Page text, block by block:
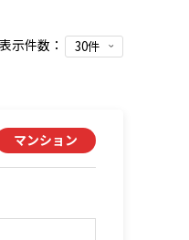
表示件数：
マンション